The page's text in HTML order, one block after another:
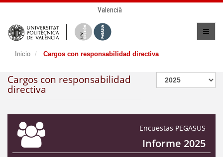
Valencià
Inicio Cargos con responsabilidad directiva
Cargos con responsabilidad
directiva
Encuestas PEGASUS
Informe 2025